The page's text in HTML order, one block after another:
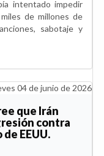
intentado impedir
de millones de
sabotaje y
04 de junio de 2026
que Irán
contra
EEUU.